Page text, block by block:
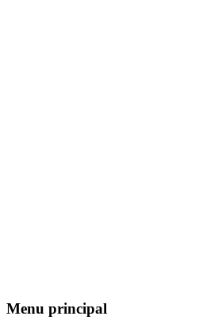
Menu principal